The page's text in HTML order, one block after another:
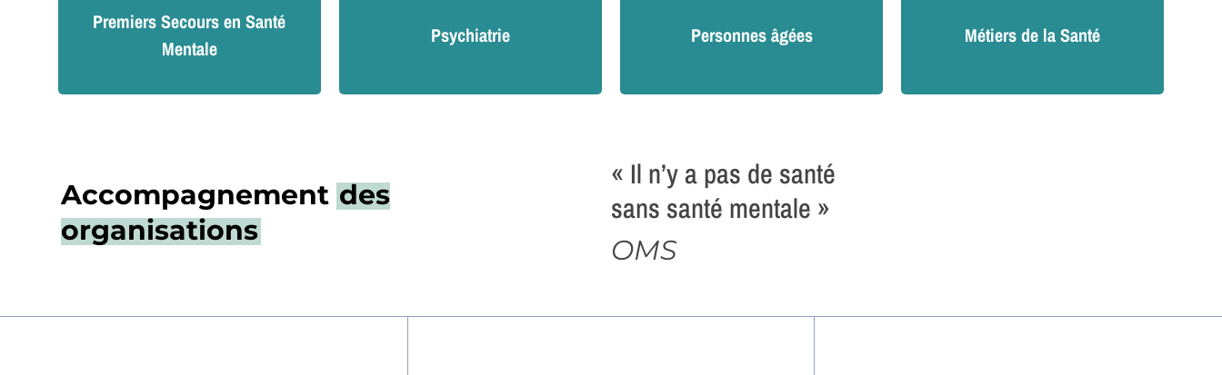
Premiers Secours en Santé
Mentale
Psychiatrie Personnes âgées Métiers de la Santé
Accompagnement des
organisations
« Il n’y a pas de santé
sans santé mentale »
OMS